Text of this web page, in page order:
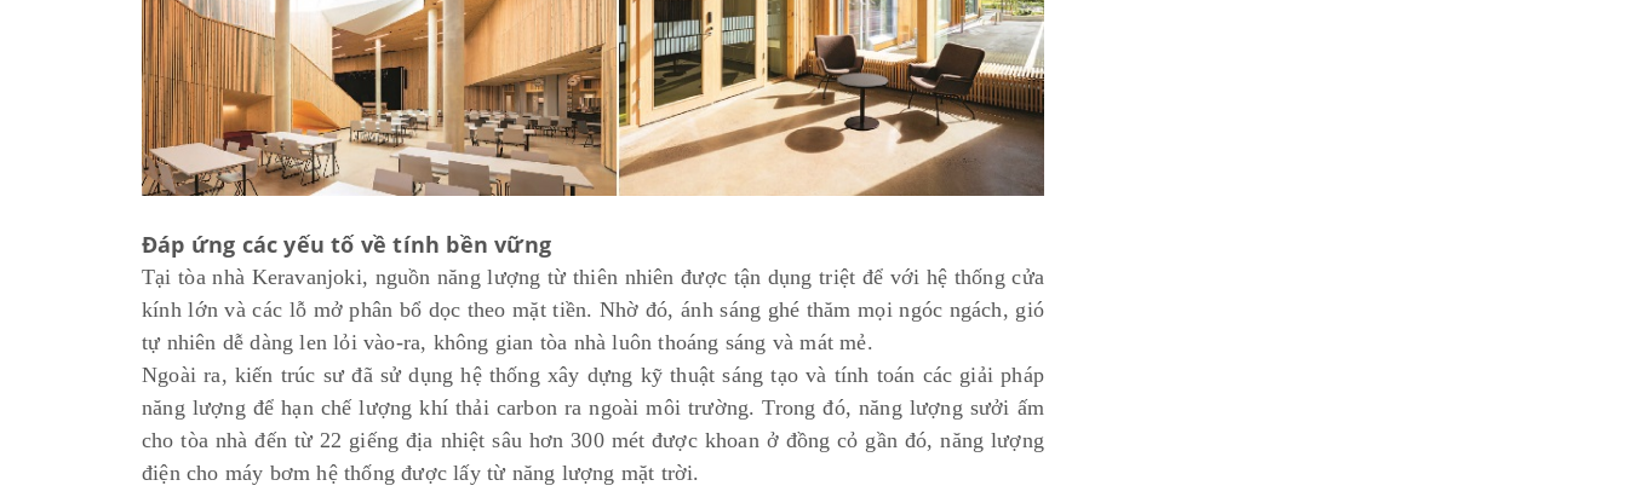
Đáp ứng các yếu tố về tính bền vững
Tại tòa nhà Keravanjoki, nguồn năng lượng từ thiên nhiên được tận dụng triệt để với hệ thống cửa
kính lớn và các lỗ mở phân bổ dọc theo mặt tiền. Nhờ đó, ánh sáng ghé thăm mọi ngóc ngách, gió
tự nhiên dễ dàng len lỏi vào-ra, không gian tòa nhà luôn thoáng sáng và mát mẻ.
Ngoài ra, kiến trúc sư đã sử dụng hệ thống xây dựng kỹ thuật sáng tạo và tính toán các giải pháp
năng lượng để hạn chế lượng khí thải carbon ra ngoài môi trường. Trong đó, năng lượng sưởi ấm
cho tòa nhà đến từ 22 giếng địa nhiệt sâu hơn 300 mét được khoan ở đồng cỏ gần đó, năng lượng
điện cho máy bơm hệ thống được lấy từ năng lượng mặt trời.